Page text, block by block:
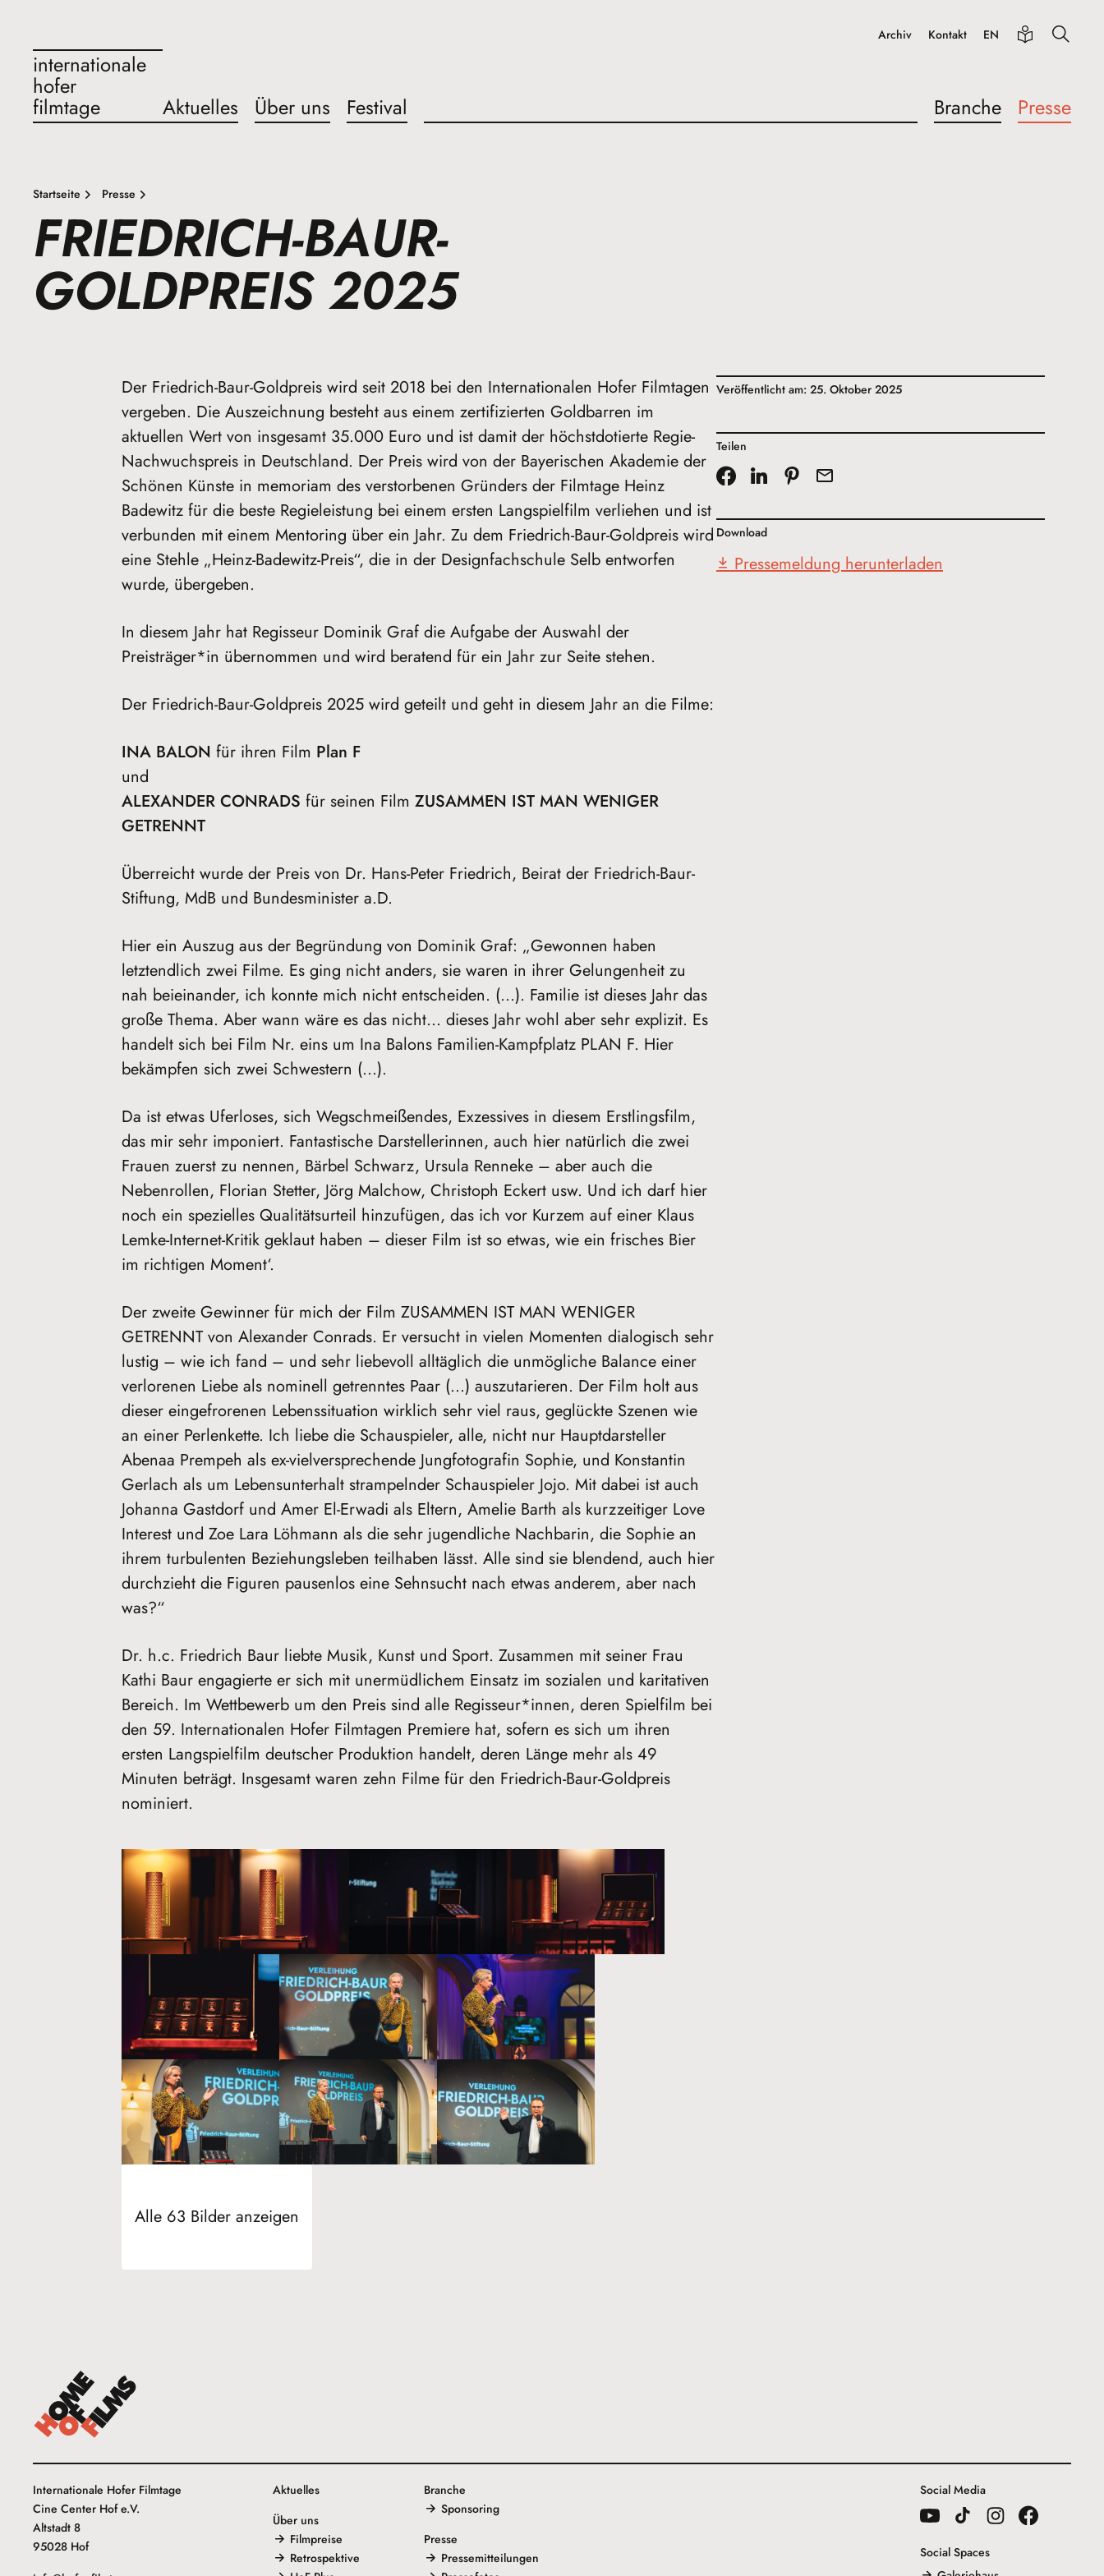
internationale
hofer
filmtage Aktuelles Über uns Festival Branche Presse
Archiv Kontakt EN
Startseite Presse
FRIEDRICH-BAUR-
GOLDPREIS 2025
Der Friedrich-Baur-Goldpreis wird seit 2018 bei den Internationalen Hofer Filmtagen
vergeben. Die Auszeichnung besteht aus einem zertifizierten Goldbarren im
aktuellen Wert von insgesamt 35.000 Euro und ist damit der höchstdotierte Regie-
Nachwuchspreis in Deutschland. Der Preis wird von der Bayerischen Akademie der
Schönen Künste in memoriam des verstorbenen Gründers der Filmtage Heinz
Badewitz für die beste Regieleistung bei einem ersten Langspielfilm verliehen und ist
verbunden mit einem Mentoring über ein Jahr. Zu dem Friedrich-Baur-Goldpreis wird
eine Stehle „Heinz-Badewitz-Preis“, die in der Designfachschule Selb entworfen
wurde, übergeben.
In diesem Jahr hat Regisseur Dominik Graf die Aufgabe der Auswahl der
Preisträger*in übernommen und wird beratend für ein Jahr zur Seite stehen.
Der Friedrich-Baur-Goldpreis 2025 wird geteilt und geht in diesem Jahr an die Filme:
INA BALON für ihren Film Plan F
und
ALEXANDER CONRADS für seinen Film ZUSAMMEN IST MAN WENIGER
GETRENNT
Überreicht wurde der Preis von Dr. Hans-Peter Friedrich, Beirat der Friedrich-Baur-
Stiftung, MdB und Bundesminister a.D.
Hier ein Auszug aus der Begründung von Dominik Graf: „Gewonnen haben
letztendlich zwei Filme. Es ging nicht anders, sie waren in ihrer Gelungenheit zu
nah beieinander, ich konnte mich nicht entscheiden. (…). Familie ist dieses Jahr das
große Thema. Aber wann wäre es das nicht… dieses Jahr wohl aber sehr explizit. Es
handelt sich bei Film Nr. eins um Ina Balons Familien-Kampfplatz PLAN F. Hier
bekämpfen sich zwei Schwestern (…).
Da ist etwas Uferloses, sich Wegschmeißendes, Exzessives in diesem Erstlingsfilm,
das mir sehr imponiert. Fantastische Darstellerinnen, auch hier natürlich die zwei
Frauen zuerst zu nennen, Bärbel Schwarz, Ursula Renneke – aber auch die
Nebenrollen, Florian Stetter, Jörg Malchow, Christoph Eckert usw. Und ich darf hier
noch ein spezielles Qualitätsurteil hinzufügen, das ich vor Kurzem auf einer Klaus
Lemke-Internet-Kritik geklaut haben – dieser Film ist so etwas, wie ein frisches Bier
im richtigen Moment‘.
Der zweite Gewinner für mich der Film ZUSAMMEN IST MAN WENIGER
GETRENNT von Alexander Conrads. Er versucht in vielen Momenten dialogisch sehr
lustig – wie ich fand – und sehr liebevoll alltäglich die unmögliche Balance einer
verlorenen Liebe als nominell getrenntes Paar (…) auszutarieren. Der Film holt aus
dieser eingefrorenen Lebenssituation wirklich sehr viel raus, geglückte Szenen wie
an einer Perlenkette. Ich liebe die Schauspieler, alle, nicht nur Hauptdarsteller
Abenaa Prempeh als ex-vielversprechende Jungfotografin Sophie, und Konstantin
Gerlach als um Lebensunterhalt strampelnder Schauspieler Jojo. Mit dabei ist auch
Johanna Gastdorf und Amer El-Erwadi als Eltern, Amelie Barth als kurzzeitiger Love
Interest und Zoe Lara Löhmann als die sehr jugendliche Nachbarin, die Sophie an
ihrem turbulenten Beziehungsleben teilhaben lässt. Alle sind sie blendend, auch hier
durchzieht die Figuren pausenlos eine Sehnsucht nach etwas anderem, aber nach
was?“
Dr. h.c. Friedrich Baur liebte Musik, Kunst und Sport. Zusammen mit seiner Frau
Kathi Baur engagierte er sich mit unermüdlichem Einsatz im sozialen und karitativen
Bereich. Im Wettbewerb um den Preis sind alle Regisseur*innen, deren Spielfilm bei
den 59. Internationalen Hofer Filmtagen Premiere hat, sofern es sich um ihren
ersten Langspielfilm deutscher Produktion handelt, deren Länge mehr als 49
Minuten beträgt. Insgesamt waren zehn Filme für den Friedrich-Baur-Goldpreis
nominiert.
Alle 63 Bilder anzeigen
Veröffentlicht am: 25. Oktober 2025
Teilen
Download
Pressemeldung herunterladen
Internationale Hofer Filmtage
Cine Center Hof e.V.
Altstadt 8
95028 Hof
Aktuelles
Über uns
Filmpreise
Retrospektive
Branche
Sponsoring
Presse
Pressemitteilungen
Social Media
Social Spaces